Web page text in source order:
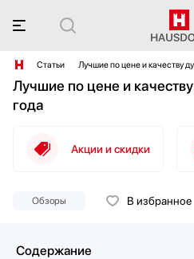
Статьи Лучшие по цене и качеству
Лучшие по цене и
года
Акции и скидки
Обзоры В избранное
Содержание